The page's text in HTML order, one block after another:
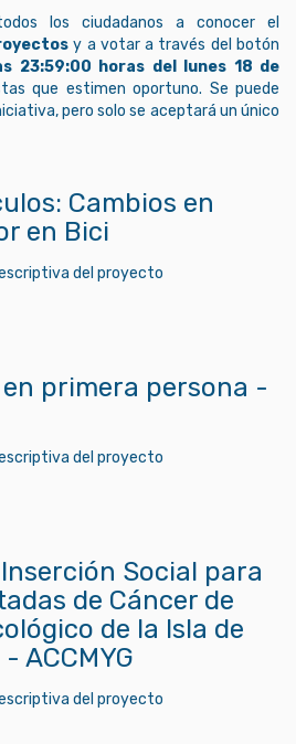
los ciudadanos a conocer el
y a votar a través del botón
23:59:00 horas del lunes 18 de
que estimen oportuno. Se puede
pero solo se aceptará un único
Cambios en
en Bici
del proyecto
primera persona -
del proyecto
Social para
de Cáncer de
de la Isla de
ACCMYG
del proyecto